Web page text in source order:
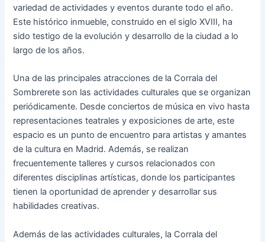
variedad de actividades y eventos durante todo el año.
Este histórico inmueble, construido en el siglo XVIII, ha
sido testigo de la evolución y desarrollo de la ciudad a lo
largo de los años.
Una de las principales atracciones de la Corrala del
Sombrerete son las actividades culturales que se organizan
periódicamente. Desde conciertos de música en vivo hasta
representaciones teatrales y exposiciones de arte, este
espacio es un punto de encuentro para artistas y amantes
de la cultura en Madrid. Además, se realizan
frecuentemente talleres y cursos relacionados con
diferentes disciplinas artísticas, donde los participantes
tienen la oportunidad de aprender y desarrollar sus
habilidades creativas.
Además de las actividades culturales, la Corrala del